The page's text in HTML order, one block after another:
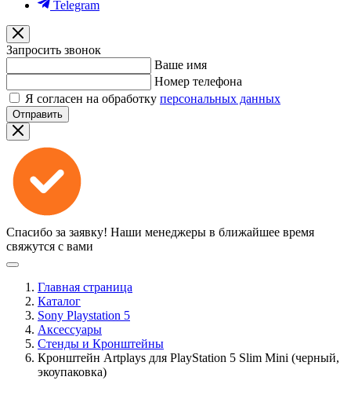
Telegram
Запросить звонок
Ваше имя
Номер телефона
Я согласен на обработку персональных данных
Отправить
Спасибо за заявку! Наши менеджеры в ближайшее время
свяжутся с вами
Главная страница
Каталог
Sony Playstation 5
Аксессуары
Стенды и Кронштейны
Кронштейн Artplays для PlayStation 5 Slim Mini (черный,
экоупаковка)